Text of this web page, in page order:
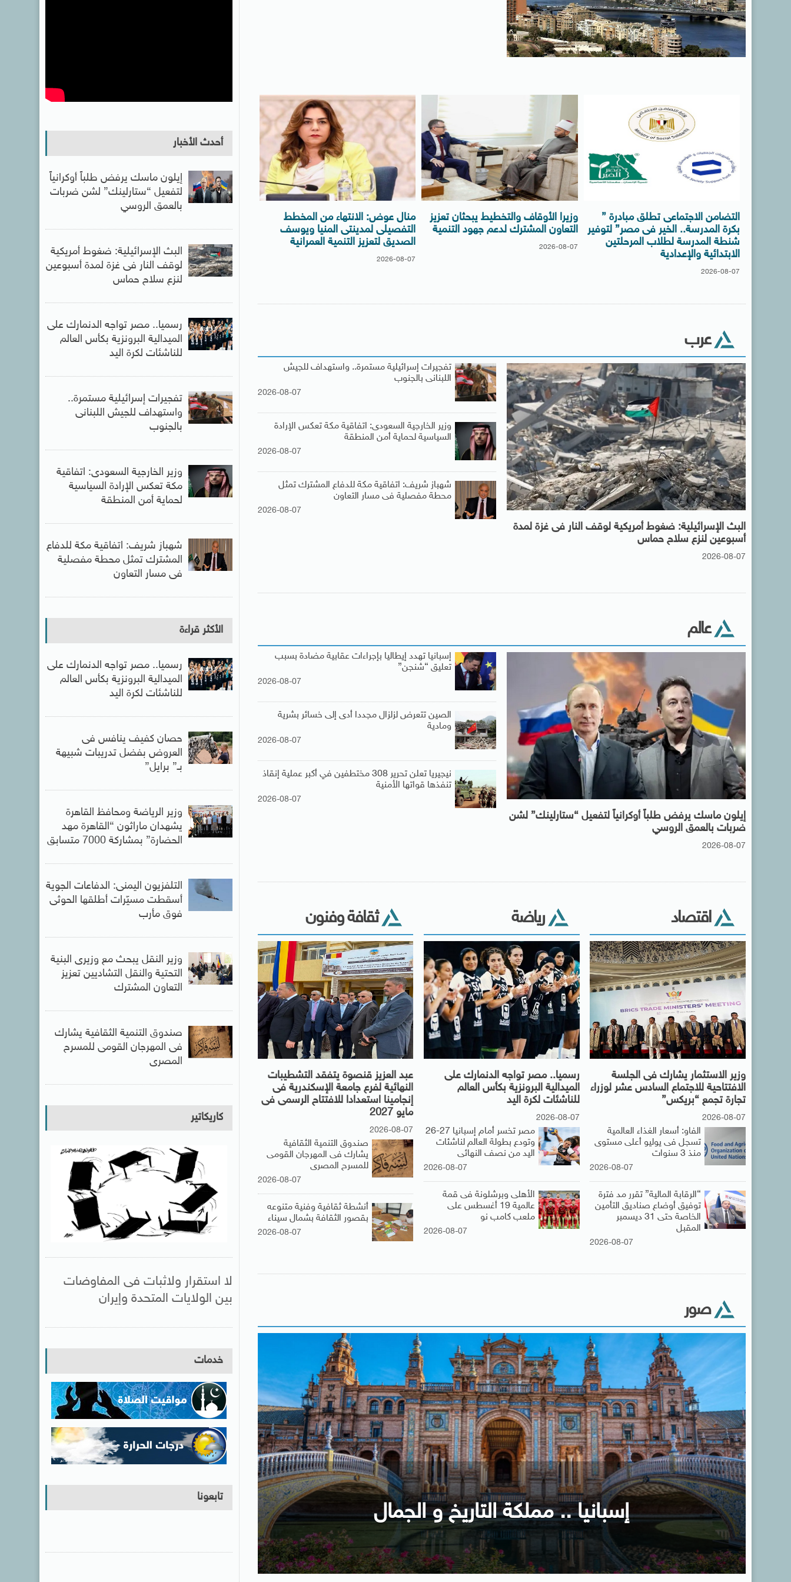
التضامن الاجتماعى تطلق مبادرة ”
بكرة المدرسة.. الخير فى مصر” لتوفير
شنطة المدرسة لطلاب المرحلتين
الابتدائية والإعدادية
2026-08-07
وزيرا الأوقاف والتخطيط يبحثان تعزيز
التعاون المشترك لدعم جهود التنمية
2026-08-07
منال عوض: الانتهاء من المخطط
التفصيلى لمدينتى المنيا ويوسف
الصديق لتعزيز التنمية العمرانية
2026-08-07
عرب
تفجيرات إسرائيلية مستمرة.. واستهداف للجيش
اللبنانى بالجنوب
2026-08-07
وزير الخارجية السعودى: اتفاقية مكة تعكس الإرادة
السياسية لحماية أمن المنطقة
2026-08-07
شهباز شريف: اتفاقية مكة للدفاع المشترك تمثل
محطة مفصلية فى مسار التعاون
2026-08-07
البث الإسرائيلية: ضغوط أمريكية لوقف النار فى غزة لمدة
أسبوعين لنزع سلاح حماس
2026-08-07
عالم
إسبانيا تهدد إيطاليا بإجراءات عقابية مضادة بسبب
تعليق “شنجن”
2026-08-07
الصين تتعرض لزلزال مجددا أدى إلى خسائر بشرية
ومادية
2026-08-07
نيجيريا تعلن تحرير 308 مختطفين في أكبر عملية إنقاذ
تنفذها قواتها الأمنية
2026-08-07
إيلون ماسك يرفض طلباً أوكرانياً لتفعيل “ستارلينك” لشن
ضربات بالعمق الروسي
2026-08-07
ثقافة وفنون
عبد العزيز قنصوة يتفقد التشطيبات
النهائية لفرع جامعة الإسكندرية فى
إنجامينا استعدادا للافتتاح الرسمى فى
مايو 2027
2026-08-07
صندوق التنمية الثقافية
يشارك فى المهرجان القومى
للمسرح المصرى
2026-08-07
أنشطة ثقافية وفنية متنوعه
بقصور الثقافة بشمال سيناء
2026-08-07
رياضة
رسميا.. مصر تواجه الدنمارك على
الميدالية البرونزية بكأس العالم
للناشئات لكرة اليد
2026-08-07
مصر تخسر أمام إسبانيا 27-26
وتودع بطولة العالم لناشئات
اليد من نصف النهائى
2026-08-07
الأهلى وبرشلونة فى قمة
عالمية 19 أغسطس على
ملعب كامب نو
2026-08-07
اقتصاد
وزير الاستثمار يشارك فى الجلسة
الافتتاحية للاجتماع السادس عشر لوزراء
تجارة تجمع “بريكس”
2026-08-07
الفاو: أسعار الغذاء العالمية
تسجل فى يوليو أعلى مستوى
منذ 3 سنوات
2026-08-07
“الرقابة المالية” تقرر مد فترة
توفيق أوضاع صناديق التأمين
الخاصة حتى 31 ديسمبر
المقبل
2026-08-07
صور
إسبانيا .. مملكة التاريخ و الجمال
أحدث الأخبار
إيلون ماسك يرفض طلباً أوكرانياً
لتفعيل “ستارلينك” لشن ضربات
بالعمق الروسي
البث الإسرائيلية: ضغوط أمريكية
لوقف النار فى غزة لمدة أسبوعين
لنزع سلاح حماس
رسميا.. مصر تواجه الدنمارك على
الميدالية البرونزية بكأس العالم
للناشئات لكرة اليد
تفجيرات إسرائيلية مستمرة..
واستهداف للجيش اللبنانى
بالجنوب
وزير الخارجية السعودى: اتفاقية
مكة تعكس الإرادة السياسية
لحماية أمن المنطقة
شهباز شريف: اتفاقية مكة للدفاع
المشترك تمثل محطة مفصلية
فى مسار التعاون
الأكثر قراءة
رسميا.. مصر تواجه الدنمارك على
الميدالية البرونزية بكأس العالم
للناشئات لكرة اليد
حصان كفيف ينافس فى
العروض بفضل تدريبات شبيهة
بـ” برايل”
وزير الرياضة ومحافظ القاهرة
يشهدان ماراثون “القاهرة مهد
الحضارة” بمشاركة 7000 متسابق
التلفزيون اليمنى: الدفاعات الجوية
أسقطت مسيّرات أطلقها الحوثى
فوق مأرب
وزير النقل يبحث مع وزيرى البنية
التحتية والنقل التشاديين تعزيز
التعاون المشترك
صندوق التنمية الثقافية يشارك
فى المهرجان القومى للمسرح
المصرى
كاريكاتير
لا استقرار ولاثبات فى المفاوضات
بين الولايات المتحدة وإيران
خدمات
تابعونا